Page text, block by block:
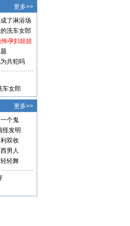
更多>>
了淋浴场
洗车女郎
孕妇娃娃
共犯吗
车女郎
更多>>
个鬼
怪发明
双收
男人
轻舞